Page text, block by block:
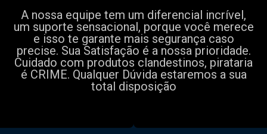
A nossa equipe tem um diferencial incrível,
um suporte sensacional, porque você merece
e isso te garante mais segurança caso
precise. Sua Satisfação é a nossa prioridade.
Cuidado com produtos clandestinos, pirataria
é CRIME. Qualquer Dúvida estaremos a sua
total disposição